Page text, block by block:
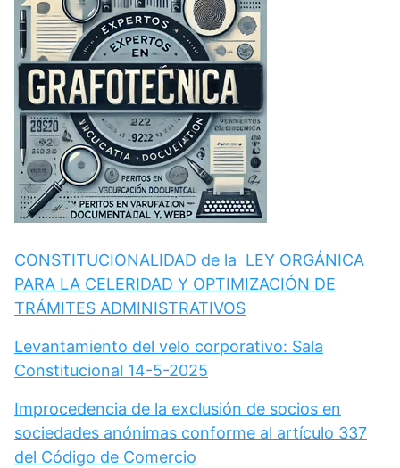
CONSTITUCIONALIDAD de la LEY ORGÁNICA
PARA LA CELERIDAD Y OPTIMIZACIÓN DE
TRÁMITES ADMINISTRATIVOS
Levantamiento del velo corporativo: Sala
Constitucional 14-5-2025
Improcedencia de la exclusión de socios en
sociedades anónimas conforme al artículo 337
del Código de Comercio